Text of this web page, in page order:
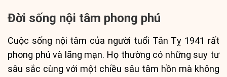
Đời sống nội tâm phong phú
Cuộc sống nội tâm của người tuổi Tân Tỵ 1941 rất
phong phú và lãng mạn. Họ thường có những suy tư
sâu sắc cùng với một chiều sâu tâm hồn mà không